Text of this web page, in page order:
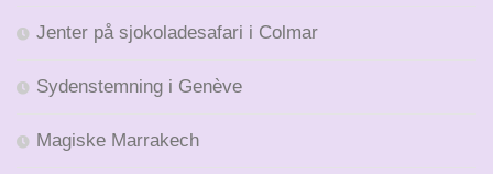
Jenter på sjokoladesafari i Colmar
Sydenstemning i Genève
Magiske Marrakech